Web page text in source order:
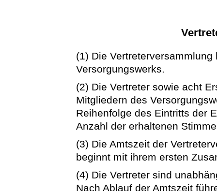
(1) Die
Versorgungswerks.
(2) Die Vertreter sowie acht
Mitgliedern des
Reihenfolge des Eintritts der
Anzahl der erhaltenen
(3) Die Amtszeit der
beginnt mit ihrem ersten
(4) Die Vertreter sind
Nach Ablauf der Amtszeit